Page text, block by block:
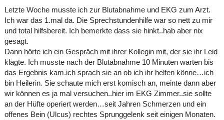
Letzte Woche musste ich zur Blutabnahme und EKG zum Arzt.
Ich war das 1.mal da. Die Sprechstundenhilfe war so nett zu mir
und total hilfsbereit. Ich bemerkte dass sie hinkt..hab aber nix
gesagt.
Dann hörte ich ein Gespräch mit ihrer Kollegin mit, der sie ihr Leid
klagte. Ich musste nach der Blutabnahme 10 Minuten warten bis
das Ergebnis kam.ich sprach sie an ob ich ihr helfen könne…ich
bin Heilerin. Sie schaute mich erst komisch an, meinte dann aber
wir können es ja mal versuchen..hier im EKG Zimmer..sie sollte
an der Hüfte operiert werden…seit Jahren Schmerzen und ein
offenes Bein (Ulcus) rechtes Sprunggelenk seit einigen Monaten.